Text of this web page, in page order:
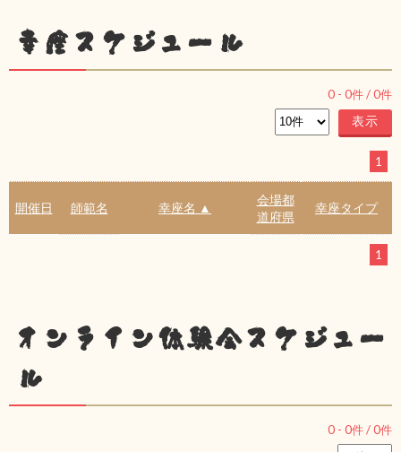
幸座スケジュール
0 - 0件 /0件
1
開催日 師範名 幸座名 ▲
会場都
道府県
幸座タイプ
1
オンライン体験会スケジュー
ル
0 - 0件 /0件